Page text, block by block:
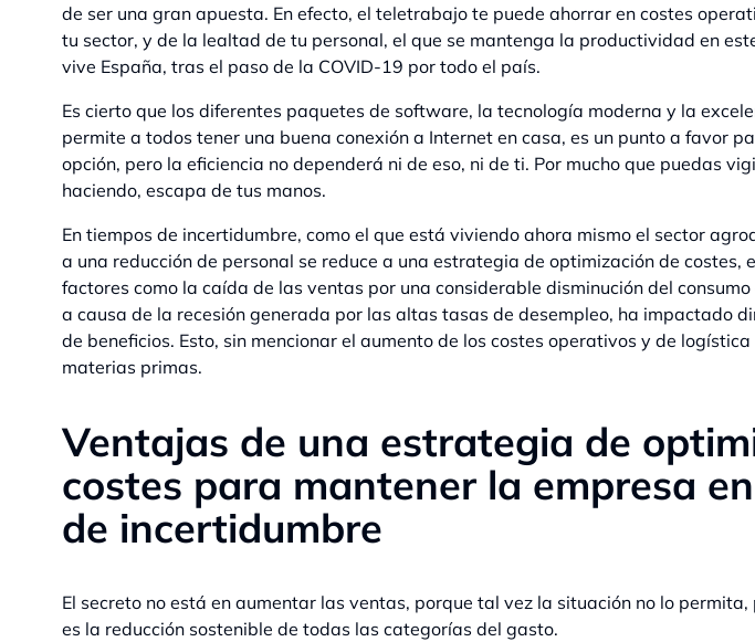
de ser una gran apuesta. En efecto, el teletrabajo te puede ahorrar en costes
tu sector, y de la lealtad de tu personal, el que se mantenga la productividad en
vive España, tras el paso de la COVID-19 por todo el país.
Es cierto que los diferentes paquetes de software, la tecnología moderna y la
permite a todos tener una buena conexión a Internet en casa, es un punto a favor
opción, pero la eficiencia no dependerá ni de eso, ni de ti. Por mucho que puedas
haciendo, escapa de tus manos.
En tiempos de incertidumbre, como el que está viviendo ahora mismo el sector
a una reducción de personal se reduce a una estrategia de optimización de costes,
factores como la caída de las ventas por una considerable disminución del
a causa de la recesión generada por las altas tasas de desempleo, ha impactado
de beneficios. Esto, sin mencionar el aumento de los costes operativos y de
materias primas.
Ventajas de una estrategia de
costes para mantener la empresa
de incertidumbre
El secreto no está en aumentar las ventas, porque tal vez la situación no lo
es la reducción sostenible de todas las categorías del gasto.